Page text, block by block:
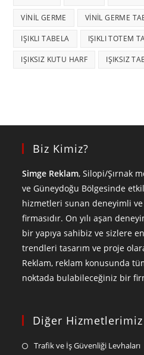
VINIL GERME VINIL GERME
IŞIKLI TABELA IŞIKLI TOTEM
IŞIKSIZ KUTU HARF IŞIKSIZ
Biz Kimiz?
Simge Reklam, Silopi/Şırnak
ve Güneydoğu Bölgesinde
hizmetleri sunan deneyimli
firmasıdır. On yılı aşan
bir yapıya sahibiz ve sizlere
trendleri tasarım ve proje
Reklam, reklam konusunda
noktada bulabileceğiniz bir
Diğer Hizmetlerimiz
Trafik ve İş Güvenliği Levhaları